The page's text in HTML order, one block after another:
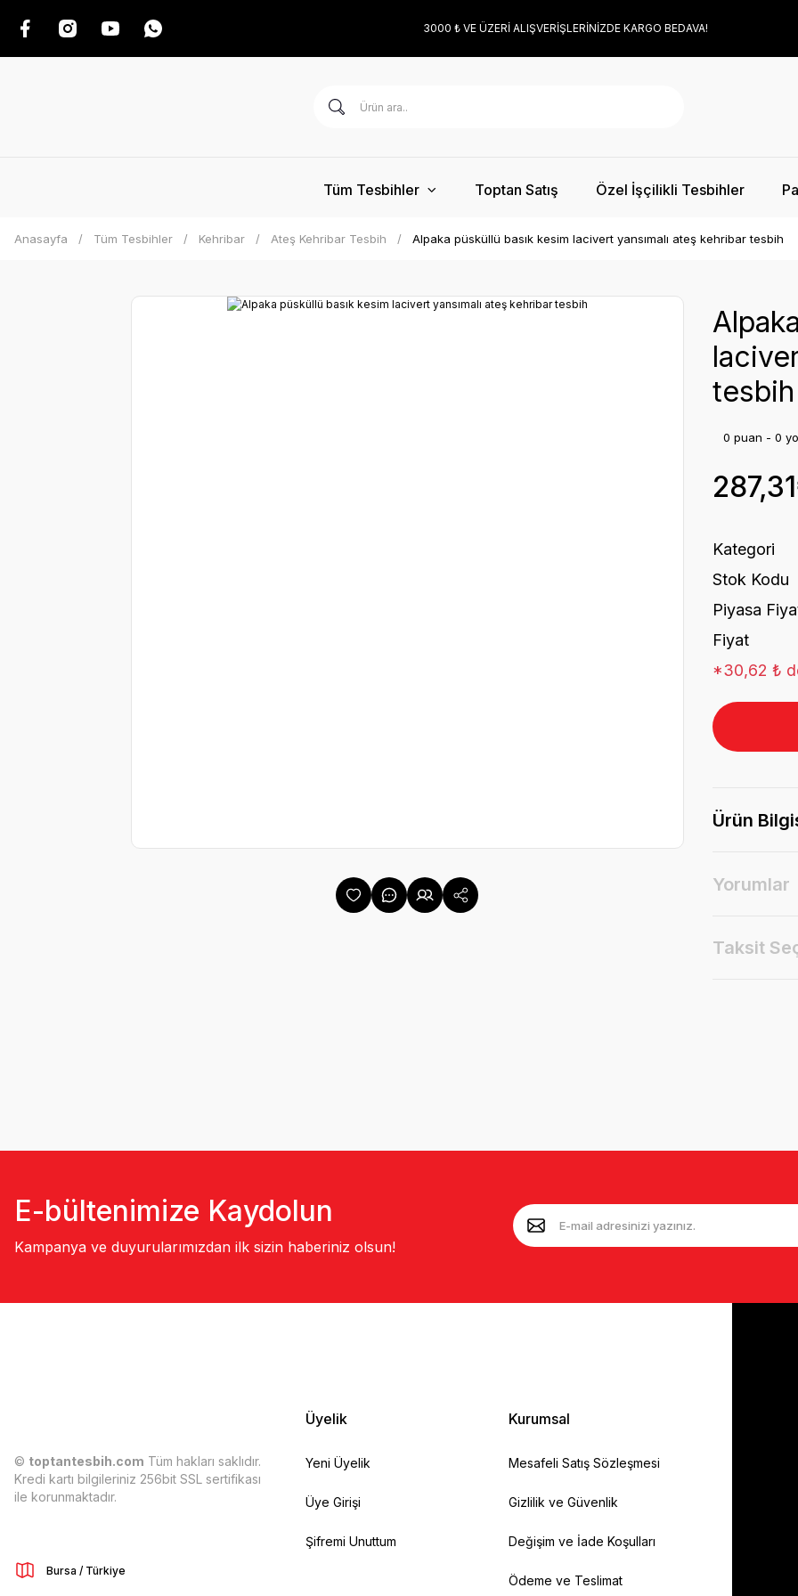
3000 ₺ VE ÜZERİ ALIŞVERİŞLERİNİZDE KARGO BEDAVA!
Tüm Tesbihler Toptan Satış Özel İşçilikli Tesbihler
Anasayfa Tüm Tesbihler Kehribar Ateş Kehribar Tesbih Alpaka püsküllü basık kesim lacivert yansımalı ateş kehribar tesbih
tesbih
0 puan - 0
Kategori
Stok Kodu
Piyasa
Fiyat
*30,62 ₺
Ürün
Yorumlar
Taksit
E-bültenimize Kaydolun
Kampanya ve duyurularımızdan ilk sizin haberiniz olsun!
© toptantesbih.com Tüm hakları saklıdır.
Kredi kartı bilgileriniz 256bit SSL sertifikası
ile korunmaktadır.
Bursa / Türkiye
Üyelik
Yeni Üyelik
Üye Girişi
Şifremi Unuttum
Kurumsal
Mesafeli Satış Sözleşmesi
Gizlilik ve Güvenlik
Değişim ve İade Koşulları
Ödeme ve Teslimat